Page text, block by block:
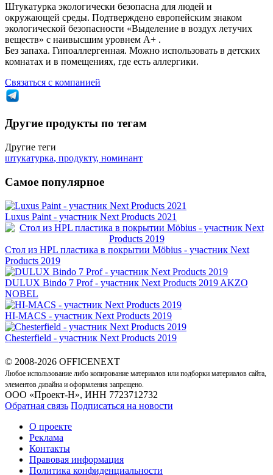
Штукатурка экологически безопасна для людей и
окружающей среды. Подтверждено европейским знаком
экологической безопасности «Выделение в воздух летучих
веществ» с наивысшим уровнем А+ .
Без запаха. Гипоаллергенная. Можно использовать в детских
комнатах и в помещениях, где есть аллергики.
Связаться с компанией
Другие продукты по тегам
Другие теги
штукатурка, продукту, номинант
Самое популярное
Luxus Paint - участник Next Products 2021
Стол из HPL пластика в покрытии Möbius - участник Next
Products 2019
DULUX Bindo 7 Prof - участник Next Products 2019 AKZO
NOBEL
HI-MACS - участник Next Products 2019
Chesterfield - участник Next Products 2019
© 2008-2026 OFFICENEXT
Любое использование либо копирование материалов или подборки материалов сайта,
элементов дизайна и оформления запрещено.
ООО «Проект-Н», ИНН 7723712732
Обратная связь Подписаться на новости
О проекте
Реклама
Контакты
Правовая информация
Политика конфиденциальности